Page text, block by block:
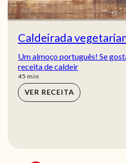
Caldeirada
Um almoço português! Se
receita de caldeir
45 min
min
VER RECEITA